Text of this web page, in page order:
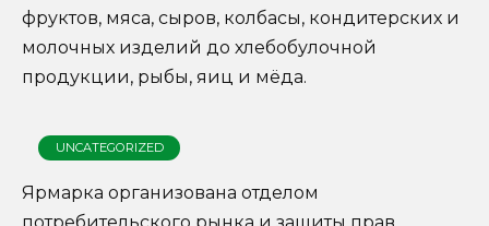
фруктов, мяса, сыров, колбасы, кондитерских и
молочных изделий до хлебобулочной
продукции, рыбы, яиц и мёда.
UNCATEGORIZED
Ярмарка организована отделом